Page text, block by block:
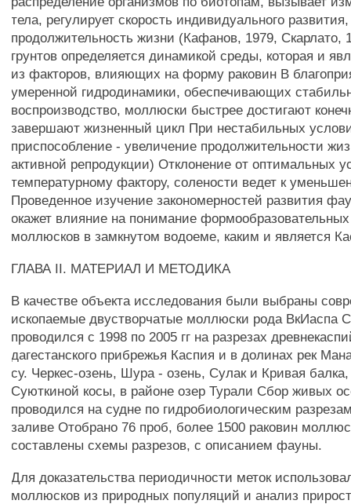
тела, регулирует скорость индивидуального
продолжительность жизни (Кафанов, 1979, Скарлато,
грунтов определяется динамикой среды, которая и
из факторов, влияющих на форму раковин В
умеренной гидродинамики, обеспечивающих
воспроизводство, моллюски быстрее достигают
завершают жизненный цикл При нестабильных
приспособление - увеличение продолжительности
активной репродукции) Отклонение от оптимальных
температурному фактору, солености ведет к
Проведенное изучение закономерностей развития
окажет влияние на понимание
моллюсков в замкнутом водоеме, каким и является
ГЛАВА II. МАТЕРИАЛ И МЕТОДИКА
В качестве объекта исследования были выбраны
ископаемые двустворчатые моллюски рода ВкИаспа
проводился с 1998 по 2005 гг на разрезах
дагестанского прибрежья Каспия и в долинах рек
су. Черкес-озень, Шура - озень, Сулак и Кривая
Суюткиной косы, в районе озер Турали Сбор живых
проводился на судне по гидробиологическим
заливе Отобрано 76 проб, более 1500 раковин
составлены схемы разрезов, с описанием фауны.
Для доказательства периодичности меток
моллюсков из природных популяций и анализ